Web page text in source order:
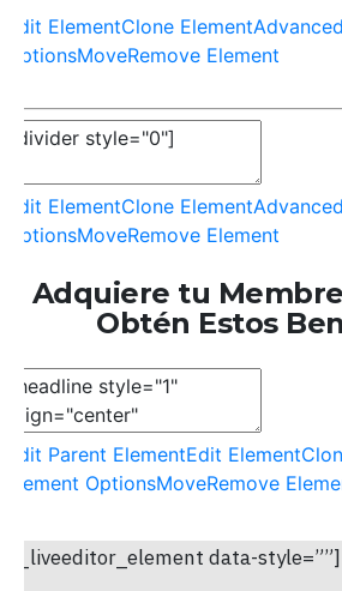
Edit ElementClone Element
OptionsMoveRemove Element
Edit ElementClone Element
OptionsMoveRemove Element
Adquiere tu
Obtén Estos
Edit Parent ElementEdit Element
Element OptionsMoveRemove
data-style=””]